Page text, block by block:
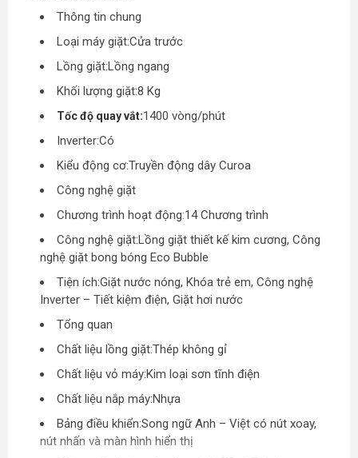
Thông tin chung
Loại máy giặt:Cửa trước
Lồng giặt:Lồng ngang
Khối lượng giặt:8 Kg
Tốc độ quay vắt:1400 vòng/phút
Inverter:Có
Kiểu động cơ:Truyền động dây Curoa
Công nghệ giặt
Chương trình hoạt động:14 Chương trình
Công nghệ giặt:Lồng giặt thiết kế kim cương, Công
nghệ giặt bong bóng Eco Bubble
Tiện ích:Giặt nước nóng, Khóa trẻ em, Công nghệ
Inverter – Tiết kiệm điện, Giặt hơi nước
Tổng quan
Chất liệu lồng giặt:Thép không gỉ
Chất liệu vỏ máy:Kim loại sơn tĩnh điện
Chất liệu nắp máy:Nhựa
Bảng điều khiển:Song ngữ Anh – Việt có nút xoay,
nút nhấn và màn hình hiển thị